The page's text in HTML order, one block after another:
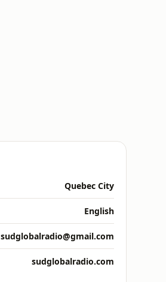
Quebec City
English
sudglobalradio@gmail.com
sudglobalradio.com